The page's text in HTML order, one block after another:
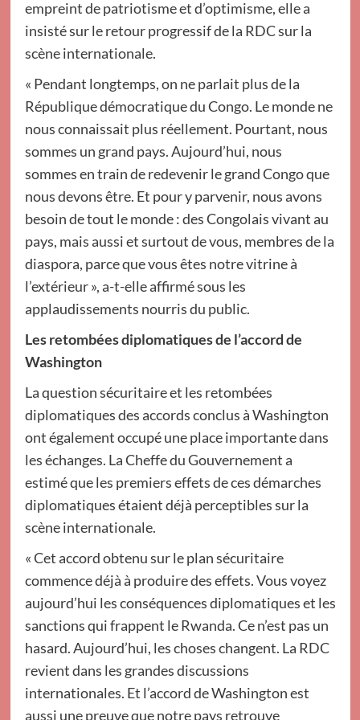
empreint de patriotisme et d’optimisme, elle a
insisté sur le retour progressif de la RDC sur la
scène internationale.
« Pendant longtemps, on ne parlait plus de la
République démocratique du Congo. Le monde ne
nous connaissait plus réellement. Pourtant, nous
sommes un grand pays. Aujourd’hui, nous
sommes en train de redevenir le grand Congo que
nous devons être. Et pour y parvenir, nous avons
besoin de tout le monde : des Congolais vivant au
pays, mais aussi et surtout de vous, membres de la
diaspora, parce que vous êtes notre vitrine à
l’extérieur », a-t-elle affirmé sous les
applaudissements nourris du public.
Les retombées diplomatiques de l’accord de
Washington
La question sécuritaire et les retombées
diplomatiques des accords conclus à Washington
ont également occupé une place importante dans
les échanges. La Cheffe du Gouvernement a
estimé que les premiers effets de ces démarches
diplomatiques étaient déjà perceptibles sur la
scène internationale.
« Cet accord obtenu sur le plan sécuritaire
commence déjà à produire des effets. Vous voyez
aujourd’hui les conséquences diplomatiques et les
sanctions qui frappent le Rwanda. Ce n’est pas un
hasard. Aujourd’hui, les choses changent. La RDC
revient dans les grandes discussions
internationales. Et l’accord de Washington est
aussi une preuve que notre pays retrouve